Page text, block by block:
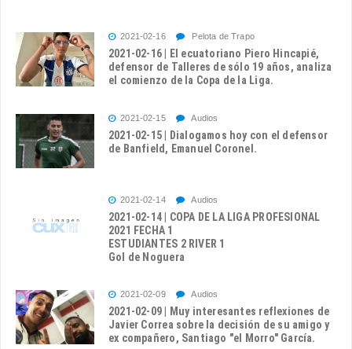
2021-02-16 Pelota de Trapo
2021-02-16 | El ecuatoriano Piero Hincapié,
defensor de Talleres de sólo 19 años, analiza
el comienzo de la Copa de la Liga.
2021-02-15 Audios
2021-02-15 | Dialogamos hoy con el defensor
de Banfield, Emanuel Coronel.
2021-02-14 Audios
2021-02-14 | COPA DE LA LIGA PROFESIONAL
2021 FECHA 1
ESTUDIANTES 2 RIVER 1
Gol de Noguera
2021-02-09 Audios
2021-02-09 | Muy interesantes reflexiones de
Javier Correa sobre la decisión de su amigo y
ex compañero, Santiago "el Morro" García.